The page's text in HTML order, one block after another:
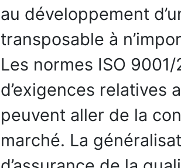
au développement
transposable à
Les normes ISO
d’exigences relatives
peuvent aller de la
marché. La